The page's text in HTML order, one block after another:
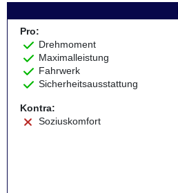
Pro:
Drehmoment
Maximalleistung
Fahrwerk
Sicherheitsausstattung
Kontra:
Soziuskomfort